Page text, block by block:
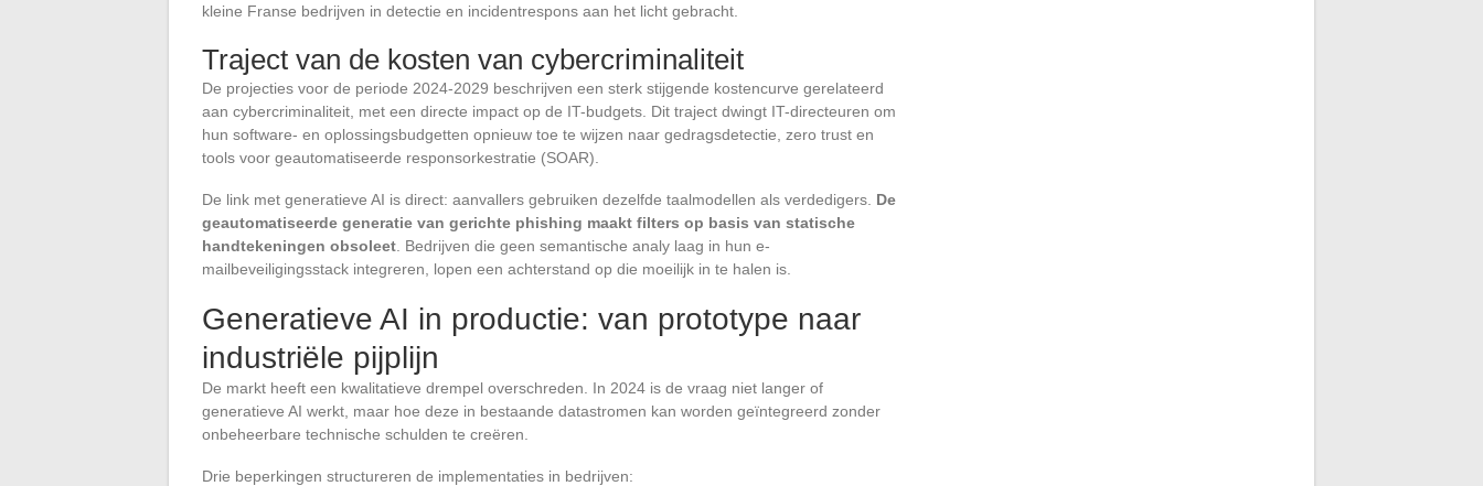
kleine Franse bedrijven in detectie en incidentrespons aan het licht gebracht.
Traject van de kosten van cybercriminaliteit
De projecties voor de periode 2024-2029 beschrijven een sterk stijgende kostencurve gerelateerd
aan cybercriminaliteit, met een directe impact op de IT-budgets. Dit traject dwingt IT-directeuren om
hun software- en oplossingsbudgetten opnieuw toe te wijzen naar gedragsdetectie, zero trust en
tools voor geautomatiseerde responsorkestratie (SOAR).
De link met generatieve AI is direct: aanvallers gebruiken dezelfde taalmodellen als verdedigers. De
geautomatiseerde generatie van gerichte phishing maakt filters op basis van statische
handtekeningen obsoleet . Bedrijven die geen semantische analy laag in hun e-
mailbeveiligingsstack integreren, lopen een achterstand op die moeilijk in te halen is.
Generatieve AI in productie: van prototype naar
industriële pijplijn
De markt heeft een kwalitatieve drempel overschreden. In 2024 is de vraag niet langer of
generatieve AI werkt, maar hoe deze in bestaande datastromen kan worden geïntegreerd zonder
onbeheerbare technische schulden te creëren.
Drie beperkingen structureren de implementaties in bedrijven: